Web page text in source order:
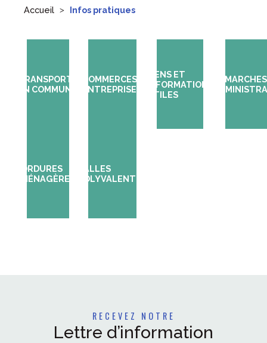
Accueil Infos pratiques
TRANSPORTS
EN COMMUN
COMMERCES/
ENTREPRISES
LIENS ET
INFORMATIONS
UTILES
DÉMARCHES
ORDURES
MÉNAGÈRES
SALLES
POLYVALENTES
RECEVEZ NOTRE
Lettre d’information